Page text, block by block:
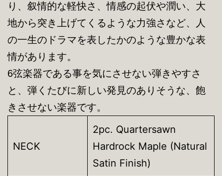
り、叙情的な軽快さ、情感の起伏や潤い、大
地から突き上げてくるような力強さなど、人
の一生のドラマを表したかのような豊かな表
情があります。
6弦楽器である事を気にさせない弾きやすさ
と、弾くたびに新しい発見のありそうな、飽
きさせない楽器です。
NECK
2pc. Quartersawn
Hardrock Maple (Natural
Satin Finish)